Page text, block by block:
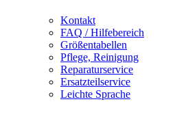
Kontakt
FAQ / Hilfebereich
Größentabellen
Pflege, Reinigung
Reparaturservice
Ersatzteilservice
Leichte Sprache